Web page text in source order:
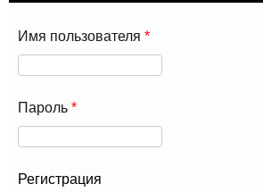
Имя пользователя *
Пароль *
Регистрация